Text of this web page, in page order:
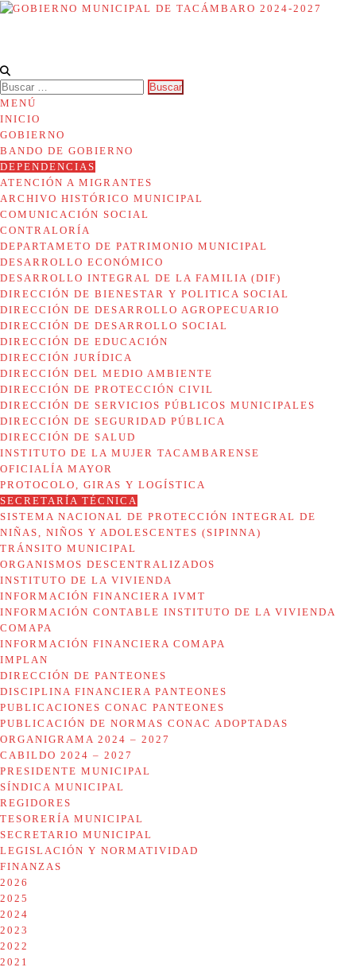
MENÚ
INICIO
GOBIERNO
BANDO DE GOBIERNO
DEPENDENCIAS
ATENCIÓN A MIGRANTES
ARCHIVO HISTÓRICO MUNICIPAL
COMUNICACIÓN SOCIAL
CONTRALORÍA
DEPARTAMETO DE PATRIMONIO MUNICIPAL
DESARROLLO ECONÓMICO
DESARROLLO INTEGRAL DE LA FAMILIA (DIF)
DIRECCIÓN DE BIENESTAR Y POLITICA SOCIAL
DIRECCIÓN DE DESARROLLO AGROPECUARIO
DIRECCIÓN DE DESARROLLO SOCIAL
DIRECCIÓN DE EDUCACIÓN
DIRECCIÓN JURÍDICA
DIRECCIÓN DEL MEDIO AMBIENTE
DIRECCIÓN DE PROTECCIÓN CIVIL
DIRECCIÓN DE SERVICIOS PÚBLICOS MUNICIPALES
DIRECCIÓN DE SEGURIDAD PÚBLICA
DIRECCIÓN DE SALUD
INSTITUTO DE LA MUJER TACAMBARENSE
OFICIALÍA MAYOR
PROTOCOLO, GIRAS Y LOGÍSTICA
SECRETARÍA TÉCNICA
SISTEMA NACIONAL DE PROTECCIÓN INTEGRAL DE
NIÑAS, NIÑOS Y ADOLESCENTES (SIPINNA)
TRÁNSITO MUNICIPAL
ORGANISMOS DESCENTRALIZADOS
INSTITUTO DE LA VIVIENDA
INFORMACIÓN FINANCIERA IVMT
INFORMACIÓN CONTABLE INSTITUTO DE LA VIVIENDA
COMAPA
INFORMACIÓN FINANCIERA COMAPA
IMPLAN
DIRECCIÓN DE PANTEONES
DISCIPLINA FINANCIERA PANTEONES
PUBLICACIONES CONAC PANTEONES
PUBLICACIÓN DE NORMAS CONAC ADOPTADAS
ORGANIGRAMA 2024 – 2027
CABILDO 2024 – 2027
PRESIDENTE MUNICIPAL
SÍNDICA MUNICIPAL
REGIDORES
TESORERÍA MUNICIPAL
SECRETARIO MUNICIPAL
LEGISLACIÓN Y NORMATIVIDAD
FINANZAS
2026
2025
2024
2023
2022
2021